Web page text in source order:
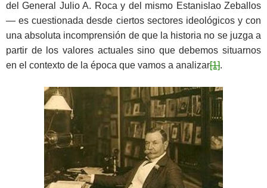
del General Julio A. Roca y del mismo Estanislao Zeballos
— es cuestionada desde ciertos sectores ideológicos y con
una absoluta incomprensión de que la historia no se juzga a
partir de los valores actuales sino que debemos situarnos
en el contexto de la época que vamos a analizar[1].